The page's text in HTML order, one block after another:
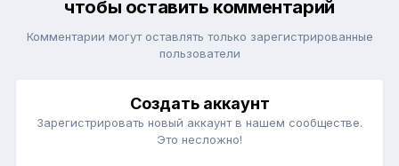
чтобы оставить комментарий
Комментарии могут оставлять только зарегистрированные
пользователи
Создать аккаунт
Зарегистрировать новый аккаунт в нашем сообществе.
Это несложно!